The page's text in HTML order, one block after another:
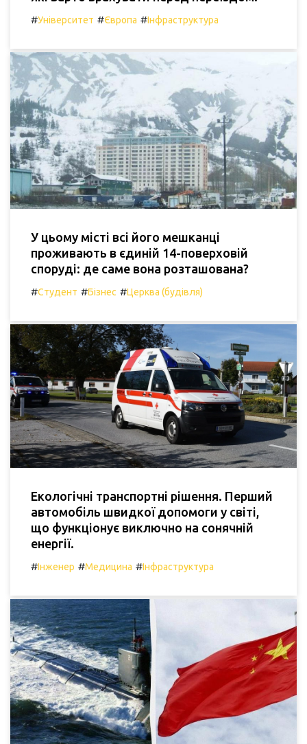
#Університет #Європа #Інфраструктура
У цьому місті всі його мешканці
проживають в єдиній 14-поверховій
споруді: де саме вона розташована?
#Студент #Бізнес #Церква (будівля)
Екологічні транспортні рішення. Перший
автомобіль швидкої допомоги у світі,
що функціонує виключно на сонячній
енергії.
#Інженер #Медицина #Інфраструктура